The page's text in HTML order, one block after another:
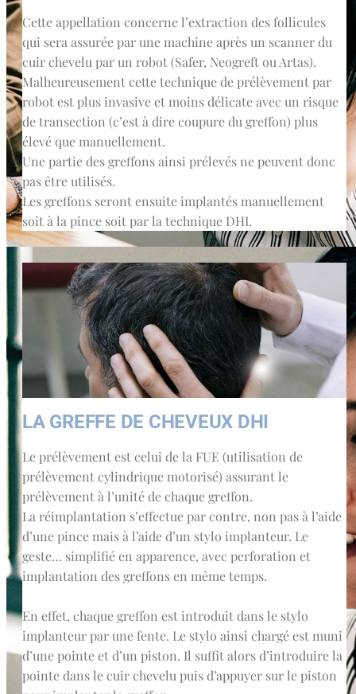
Cette appellation concerne l’extraction des follicules
qui sera assurée par une machine après un scanner du
cuir chevelu par un robot (Safer, Neogreft ou Artas).
Malheureusement cette technique de prélèvement par
robot est plus invasive et moins délicate avec un risque
de transection (c’est à dire coupure du greffon) plus
élevé que manuellement.
Une partie des greffons ainsi prélevés ne peuvent donc
pas être utilisés.
Les greffons seront ensuite implantés manuellement
soit à la pince soit par la technique DHI.
LA GREFFE DE CHEVEUX DHI
Le prélèvement est celui de la FUE (utilisation de
prélèvement cylindrique motorisé) assurant le
prélèvement à l’unité de chaque greffon.
La réimplantation s’effectue par contre, non pas à l’aide
d’une pince mais à l’aide d’un stylo implanteur. Le
geste… simplifié en apparence, avec perforation et
implantation des greffons en même temps.
En effet, chaque greffon est introduit dans le stylo
implanteur par une fente. Le stylo ainsi chargé est muni
d’une pointe et d’un piston. Il suffit alors d’introduire la
pointe dans le cuir chevelu puis d’appuyer sur le piston